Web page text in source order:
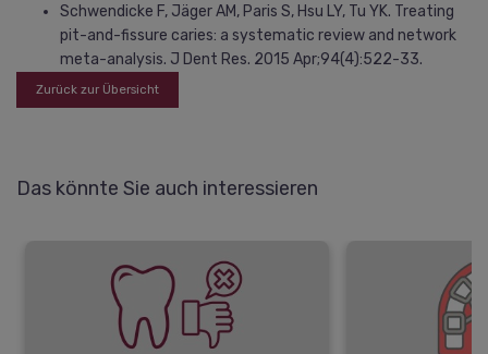
Zurück zur Übersicht
Schwendicke F, Jäger AM, Paris S, Hsu LY, Tu YK. Treating
pit-and-fissure caries: a systematic review and network
meta-analysis. J Dent Res. 2015 Apr;94(4):522-33.
Das könnte Sie auch interessieren